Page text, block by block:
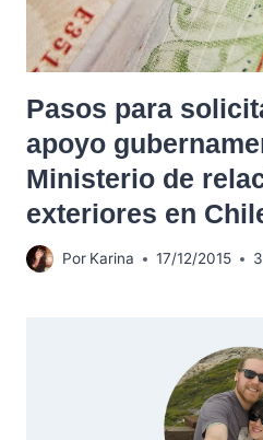
Pasos para
apoyo
Ministerio de
exteriores en
Por Karina 17/12/2015